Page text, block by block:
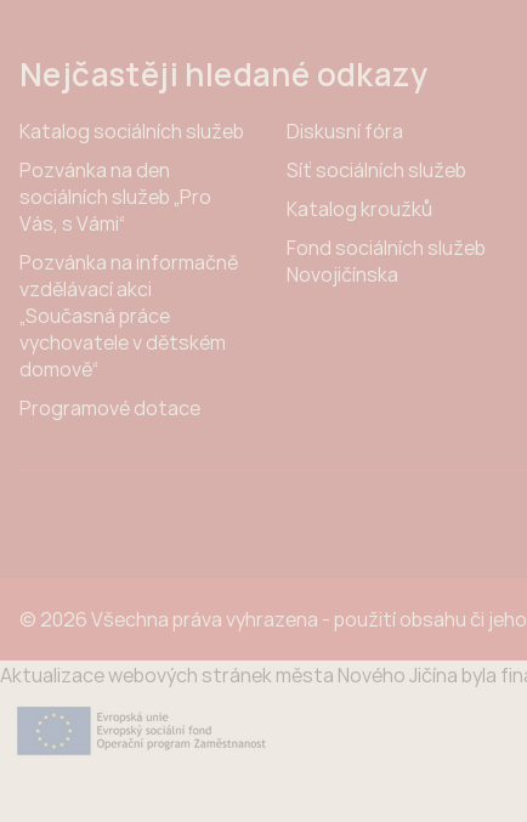
Nejčastěji hledané odkazy
Katalog sociálních služeb
Pozvánka na den
sociálních služeb „Pro
Vás, s Vámi“
Pozvánka na informačně
vzdělávací akci
„Současná práce
vychovatele v dětském
domově“
Programové dotace
Diskusní fóra
Síť sociálních služeb
Katalog kroužků
Fond sociálních služeb
Novojičínska
© 2026 Všechna práva vyhrazena - použití obsahu či
Aktualizace webových stránek města Nového Jičína byla